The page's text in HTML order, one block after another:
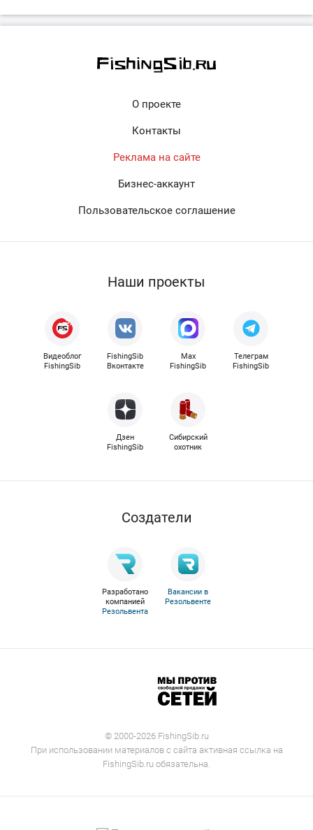
О проекте
Контакты
Реклама на сайте
Бизнес-аккаунт
Пользовательское соглашение
Наши проекты
Видеоблог
FishingSib
FishingSib
Вконтакте
Max
FishingSib
Телеграм
FishingSib
Дзен
FishingSib
Сибирский
охотник
Cоздатели
Разработано
компанией
Резольвента
Вакансии в
Резольвенте
© 2000-2026 FishingSib.ru
При использовании материалов с сайта активная ссылка на
FishingSib.ru обязательна.